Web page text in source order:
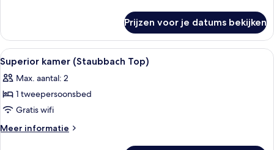
kamer,
tweepersoonsbed
Prijzen voor je datums bekijken
Alle
foto's
voor
Superior
kamer
(Staubbach
Een moderne badkamer met een
8
Superior kamer (Staubbach Top)
Max. aantal: 2
1 tweepersoonsbed
Gratis wifi
Meer informatie
Meer